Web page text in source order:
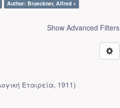
Author: Brueckner, Alfred ×
Show Advanced Filters
Εταιρεία, 1911)